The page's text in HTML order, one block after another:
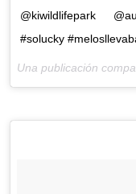
@kiwildlifepark
#solucky
Una publicación